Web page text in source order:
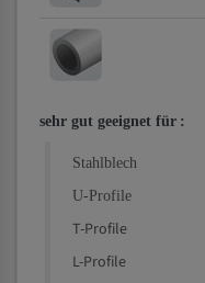
sehr gut geeignet für :
Stahlblech
U-Profile
T-Profile
L-Profile